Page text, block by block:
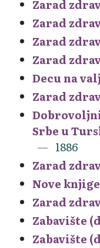
Zarad
Zarad
Zarad
Zarad
Decu na
Zarad
Srbe u
1886
Zarad
Nove
Zarad
Zabavište
Zabavište